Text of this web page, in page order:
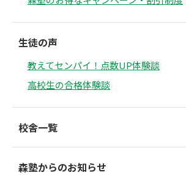
生徒の声
教えてセンパイ！点数UP体験談
高校生の合格体験談
校舎一覧
森塾からのお知らせ